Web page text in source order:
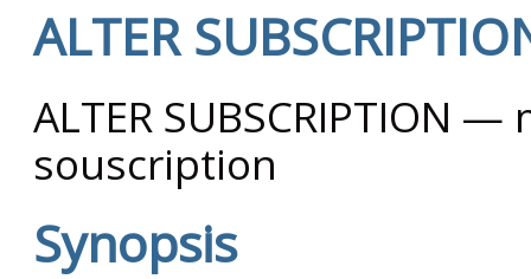
ALTER
ALTER SUBSCRIPTION
souscription
Synopsis